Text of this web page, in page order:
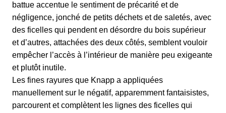
battue accentue le sentiment de précarité et de
négligence, jonché de petits déchets et de saletés, avec
des ficelles qui pendent en désordre du bois supérieur
et d’autres, attachées des deux côtés, semblent vouloir
empêcher l’accès à l’intérieur de manière peu exigeante
et plutôt inutile.
Les fines rayures que Knapp a appliquées
manuellement sur le négatif, apparemment fantaisistes,
parcourent et complètent les lignes des ficelles qui